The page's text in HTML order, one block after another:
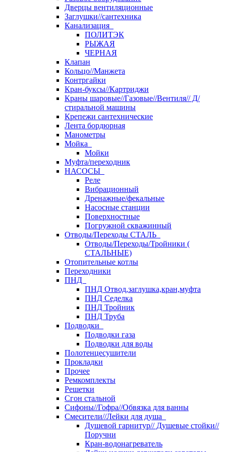
Дверцы вентиляционные
Заглушки//сантехника
Канализация
ПОЛИТЭК
РЫЖАЯ
ЧЕРНАЯ
Клапан
Кольцо//Манжета
Контргайки
Кран-буксы//Картриджи
Краны шаровые//Газовые//Вентиля// Д/
стиральной машины
Крепежи сантехнические
Лента бордюрная
Манометры
Мойка
Мойки
Муфта/переходник
НАСОСЫ
Реле
Вибрационный
Дренажные/фекальные
Насосные станции
Поверхностные
Погружной скважинный
Отводы/Переходы СТАЛЬ
Отводы/Переходы/Тройники (
СТАЛЬНЫЕ)
Отопительные котлы
Переходники
ПНД
ПНД Отвод,заглушка,кран,муфта
ПНД Седелка
ПНД Тройник
ПНД Труба
Подводки
Подводки газа
Подводки для воды
Полотенцесушители
Прокладки
Прочее
Ремкомплекты
Решетки
Сгон стальной
Сифоны//Гофра//Обвязка для ванны
Смесители//Лейки для душа
Душевой гарнитур// Душевые стойки//
Поручни
Кран-водонагреватель